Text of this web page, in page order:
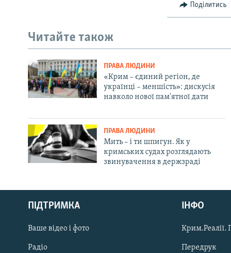
Русский
Qırımtatar
ДОЛУЧАЙСЯ!
Поділитись
Читайте також
ПРАВА ЛЮДИНИ
«Крим – єдиний регіон, де
українці – меншість»: дискусія
навколо нової пам'ятної дати
ПРАВА ЛЮДИНИ
Мить – і ти шпигун. Як у
кримських судах розглядають
звинувачення в держзраді
ПІДТРИМКА
Ваше відео і фото
Радіо
ІНФО
Крим.Реалії.
Передрук